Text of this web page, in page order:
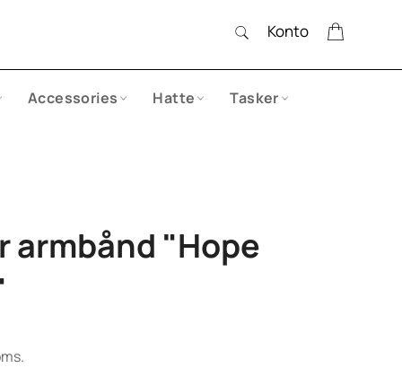
Konto
Accessories Hatte Tasker
armbånd "Hope